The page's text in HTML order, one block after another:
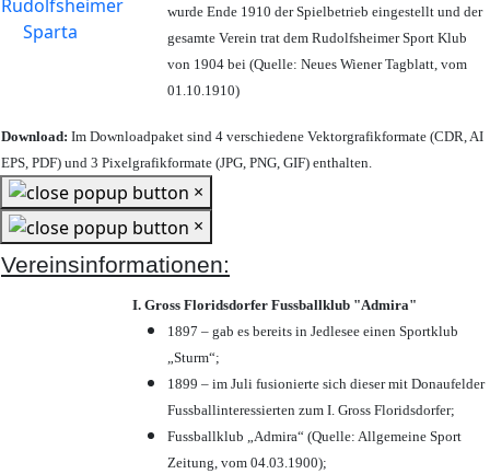
wurde Ende 1910 der Spielbetrieb eingestellt und der
gesamte Verein trat dem Rudolfsheimer Sport Klub
von 1904 bei (Quelle: Neues Wiener Tagblatt, vom
01.10.1910)
Download: Im Downloadpaket sind 4 verschiedene Vektorgrafikformate (CDR, AI
EPS, PDF) und 3 Pixelgrafikformate (JPG, PNG, GIF) enthalten.
×
×
Vereinsinformationen:
I. Gross Floridsdorfer Fussballklub "Admira"
1897 – gab es bereits in Jedlesee einen Sportklub
„Sturm“;
1899 – im Juli fusionierte sich dieser mit Donaufelder
Fussballinteressierten zum I. Gross Floridsdorfer;
Fussballklub „Admira“ (Quelle: Allgemeine Sport
Zeitung, vom 04.03.1900);